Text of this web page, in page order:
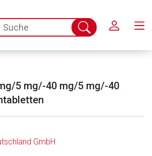
Suche
abschicken
5 mg/-40 mg/5 mg/-40
GmbH
Seite